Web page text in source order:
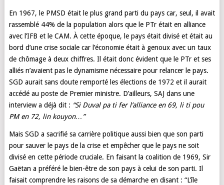
En 1967, le PMSD était le plus grand parti du pays car, seul, il avait
rassemblé 44% de la population alors que le PTr était en alliance
avec l’IFB et le CAM. À cette époque, le pays était divisé et était au
bord d’une crise sociale car l’économie était à genoux avec un taux
de chômage à deux chiffres. Il était donc évident que le PTr et ses
alliés n’avaient pas le dynamisme nécessaire pour relancer le pays.
SGD aurait sans doute remporté les élections de 1972 et il aurait
accédé au poste de Premier ministre. D’ailleurs, SAJ dans une
interview a déjà dit : “Si Duval pa ti fer l’alliance en 69, li ti pou
PM en 72, lin kouyon…”
Mais SGD a sacrifié sa carrière politique aussi bien que son parti
pour sauver le pays de la crise et empêcher que le pays ne soit
divisé en cette période cruciale. En faisant la coalition de 1969, Sir
Gaëtan a préféré le bien-être de son pays à celui de son parti. Il
faisait comprendre les raisons de sa démarche en disant : “L’île